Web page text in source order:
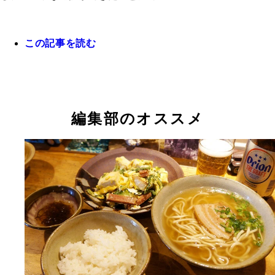
この記事を読む
編集部のオススメ